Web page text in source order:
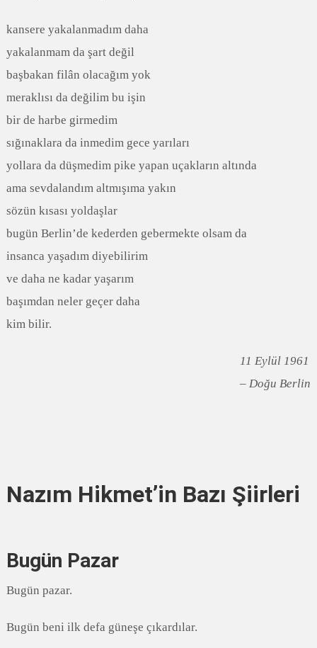
kansere yakalanmadım daha
yakalanmam da şart değil
başbakan filân olacağım yok
meraklısı da değilim bu işin
bir de harbe girmedim
sığınaklara da inmedim gece yarıları
yollara da düşmedim pike yapan uçakların altında
ama sevdalandım altmışıma yakın
sözün kısası yoldaşlar
bugün Berlin’de kederden gebermekte olsam da
insanca yaşadım diyebilirim
ve daha ne kadar yaşarım
başımdan neler geçer daha
kim bilir.
11 Eylül 1961
– Doğu Berlin
Nazım Hikmet’in Bazı Şiirleri
Bugün Pazar
Bugün pazar.
Bugün beni ilk defa güneşe çıkardılar.